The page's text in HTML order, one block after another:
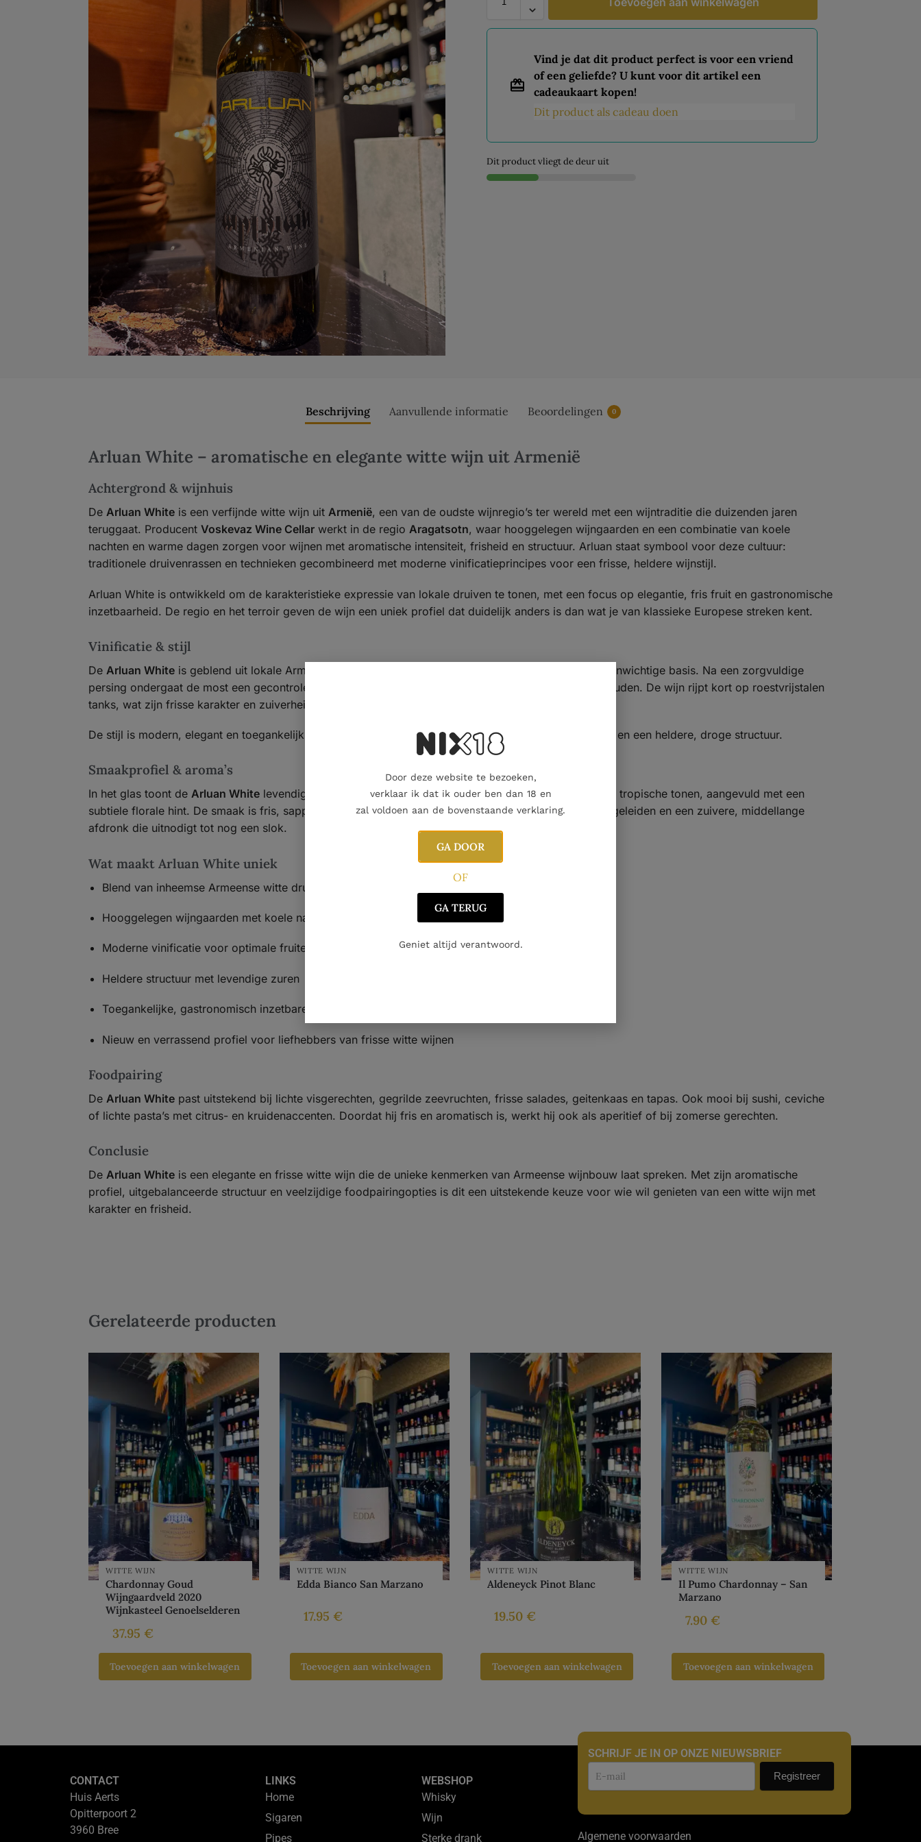
Vind je dat dit product perfect is voor een vriend
of een geliefde? U kunt voor dit artikel een
cadeaukaart kopen!
Dit product als cadeau doen
Dit product vliegt de deur uit
Beschrijving Aanvullende informatie Beoordelingen 0
Arluan White – aromatische en elegante witte wijn uit Armenië
Achtergrond & wijnhuis
De Arluan Whiteis een verfijnde witte wijn uit Armenië, een van de oudste wijnregio’s ter wereld met een wijntraditie die duizenden jaren
teruggaat. Producent Voskevaz Wine Cellarwerkt in de regio Aragatsotn, waar hooggelegen wijngaarden en een combinatie van koele
nachten en warme dagen zorgen voor wijnen met aromatische intensiteit, frisheid en structuur. Arluan staat symbool voor deze cultuur:
traditionele druivenrassen en technieken gecombineerd met moderne vinificatieprincipes voor een frisse, heldere wijnstijl.
Arluan White is ontwikkeld om de karakteristieke expressie van lokale druiven te tonen, met een focus op elegantie, fris fruit en gastronomische
inzetbaarheid. De regio en het terroir geven de wijn een uniek profiel dat duidelijk anders is dan wat je van klassieke Europese streken kent.
Vinificatie & stijl
De Arluan Whiteis geblend uit lokale Armeense witte druiven, wat zorgt voor een aromatische en evenwichtige basis. Na een zorgvuldige
persing ondergaat de most een gecontroleerde fermentatie om de frisheid en fruitige aroma’s te behouden. De wijn rijpt kort op roestvrijstalen
tanks, wat zijn frisse karakter en zuiverheid benadrukt.
De stijl is modern, elegant en toegankelijk, met een duidelijke focus op fruitige expressie, frisse zuren en een heldere, droge structuur.
Smaakprofiel & aroma’s
In het glas toont de Arluan Whitelevendige aroma’s van citrusvruchten, groene appel, perzik en lichte tropische tonen, aangevuld met een
subtiele florale hint. De smaak is fris, sappig en goed in balans, met knapperige zuren die het fruit begeleiden en een zuivere, middellange
afdronk die uitnodigt tot nog een slok.
Wat maakt Arluan White uniek
Blend van inheemse Armeense witte druiven
Hooggelegen wijngaarden met koele nachten → aromatische frisheid
Moderne vinificatie voor optimale fruitexpressie
Heldere structuur met levendige zuren
Toegankelijke, gastronomisch inzetbare stijl
Nieuw en verrassend profiel voor liefhebbers van frisse witte wijnen
Foodpairing
De Arluan Whitepast uitstekend bij lichte visgerechten, gegrilde zeevruchten, frisse salades, geitenkaas en tapas. Ook mooi bij sushi, ceviche
of lichte pasta’s met citrus- en kruidenaccenten. Doordat hij fris en aromatisch is, werkt hij ook als aperitief of bij zomerse gerechten.
Conclusie
De Arluan Whiteis een elegante en frisse witte wijn die de unieke kenmerken van Armeense wijnbouw laat spreken. Met zijn aromatische
profiel, uitgebalanceerde structuur en veelzijdige foodpairingopties is dit een uitstekende keuze voor wie wil genieten van een witte wijn met
karakter en frisheid.
Gerelateerde producten
WITTE WIJN
Chardonnay Goud
Wijngaardveld 2020
Wijnkasteel Genoelselderen
37.95 €
Toevoegen aan winkelwagen
WITTE WIJN
Edda Bianco San Marzano
17.95 €
Toevoegen aan winkelwagen
WITTE WIJN
Aldeneyck Pinot Blanc
19.50 €
Toevoegen aan winkelwagen
WITTE WIJN
Il Pumo Chardonnay – San
Marzano
7.90 €
Toevoegen aan winkelwagen
CONTACT
Huis Aerts
Opitterpoort 2
3960 Bree
LINKS
Home
Sigaren
Pipes
WEBSHOP
Whisky
Wijn
Sterke drank
SCHRIJF JE IN OP ONZE NIEUWSBRIEF
Nieuwsbrief Registreer
Algemene voorwaarden
Door deze website te bezoeken,
verklaar ik dat ik ouder ben dan 18 en
zal voldoen aan de bovenstaande verklaring.
GA DOOR
OF
GA TERUG
Geniet altijd verantwoord.